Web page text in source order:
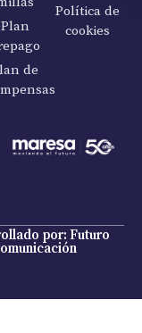
Plan
de
Política de
cookies
por: Futuro